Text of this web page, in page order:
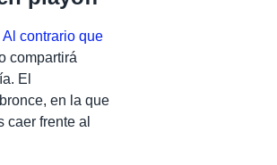
Al contrario que
compartirá
El
en la que
frente al